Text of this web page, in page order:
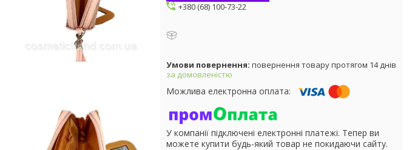
+380 (68) 100-73-22
повернення товару протягом 14 днів
за домовленістю
У компанії підключені електронні платежі. Тепер ви
можете купити будь-який товар не покидаючи сайту.